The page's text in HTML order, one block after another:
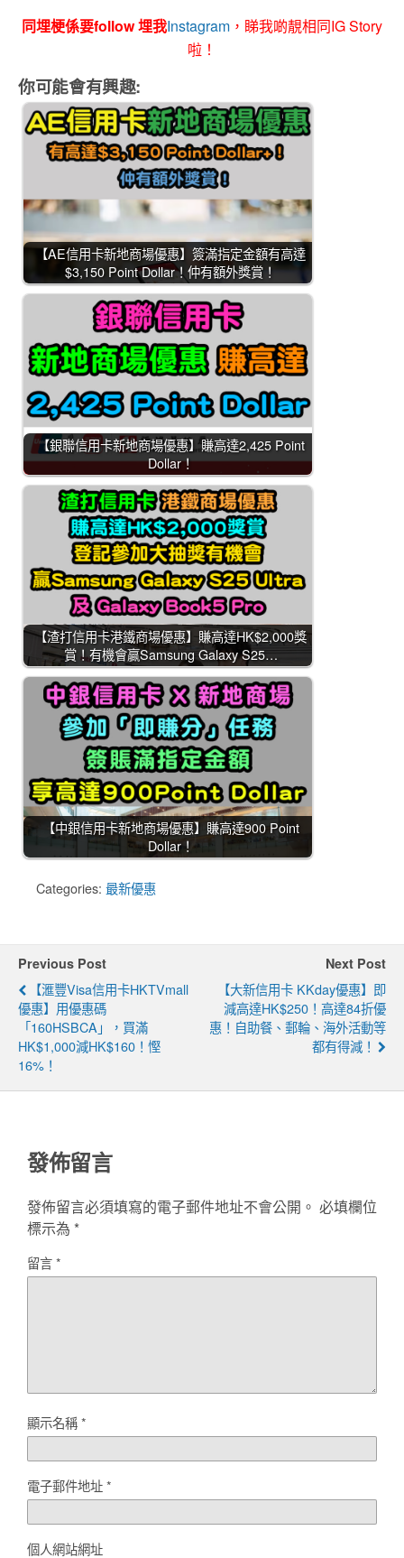
同埋梗係要follow 埋我Instagram ，睇我啲靚相同IG Story
啦！
你可能會有興趣:
【AE信用卡新地商場優惠】簽滿指定金額有高達
$3,150 Point Dollar！仲有額外獎賞！
【銀聯信用卡新地商場優惠】賺高達2,425 Point
Dollar！
【渣打信用卡港鐵商場優惠】賺高達HK$2,000獎
賞！有機會贏Samsung Galaxy S25…
【中銀信用卡新地商場優惠】賺高達900 Point
Dollar！
Categories: 最新優惠
Previous Post
【滙豐Visa信用卡HKTVmall
優惠】用優惠碼
「160HSBCA」，買滿
HK$1,000減HK$160！慳
16%！
Next Post
【大新信用卡 KKday優惠】即
減高達HK$250！高達84折優
惠！自助餐、郵輪、海外活動等
都有得減！
發佈留言
發佈留言必須填寫的電子郵件地址不會公開。 必填欄位
標示為 *
留言*
顯示名稱*
電子郵件地址*
個人網站網址